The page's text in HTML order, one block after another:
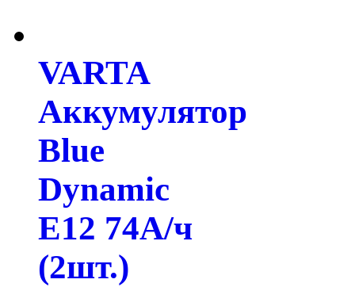
VARTA
Аккумулятор
Blue
Dynamic
E12 74А/ч
(2шт.)